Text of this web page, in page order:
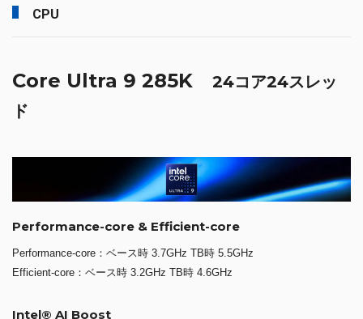
CPU
Core Ultra 9 285K 24コア24スレッ
ド
Performance-core & Efficient-core
Performance-core：ベース時 3.7GHz TB時 5.5GHz
Efficient-core：ベース時 3.2GHz TB時 4.6GHz
Intel® AI Boost